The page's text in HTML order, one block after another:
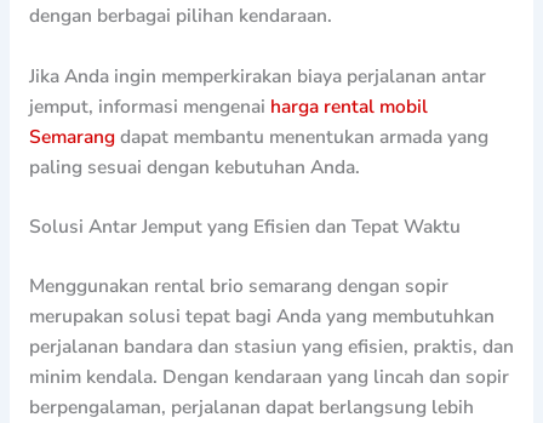
dengan berbagai pilihan kendaraan.
Jika Anda ingin memperkirakan biaya perjalanan antar
jemput, informasi mengenai harga rental mobil
Semarangdapat membantu menentukan armada yang
paling sesuai dengan kebutuhan Anda.
Solusi Antar Jemput yang Efisien dan Tepat Waktu
Menggunakan rental brio semarang dengan sopir
merupakan solusi tepat bagi Anda yang membutuhkan
perjalanan bandara dan stasiun yang efisien, praktis, dan
minim kendala. Dengan kendaraan yang lincah dan sopir
berpengalaman, perjalanan dapat berlangsung lebih